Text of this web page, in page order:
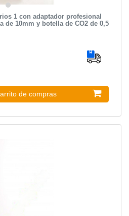
1 con adaptador profesional
de 10mm y botella de CO2 de 0,5
de compras